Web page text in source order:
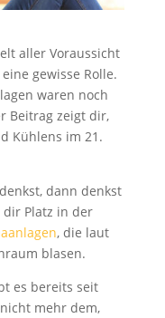
aller Voraussicht
gewisse Rolle.
waren noch
Beitrag zeigt dir,
Kühlens im 21.
dann denkst
Platz in der
, die laut
blasen.
es bereits seit
mehr dem,